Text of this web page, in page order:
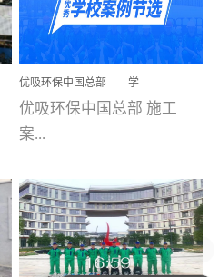
权，获得高新技术企业称
号。生产优势自主生产自
给自足，优吸公司于2015
在广州番禺区成功建立产
品线生产基地，工厂拥有
自动化生产设备和成熟的
选择源头源材料、严控产
品质量，我们每一批的生
产产品都经过严格的质检
程序；生产车间为优吸总
优吸环保中国总部——学
校施工案例(节选)
优吸环保中国总部 施工
案...
例(学校工装节选)广州南沙
小学(珠江湾校区)项目地
址：广州市南沙区海滨路